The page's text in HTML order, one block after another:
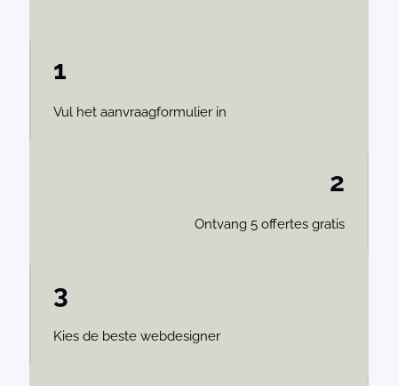
1
Vul het aanvraagformulier in
2
Ontvang 5 offertes gratis
3
Kies de beste webdesigner